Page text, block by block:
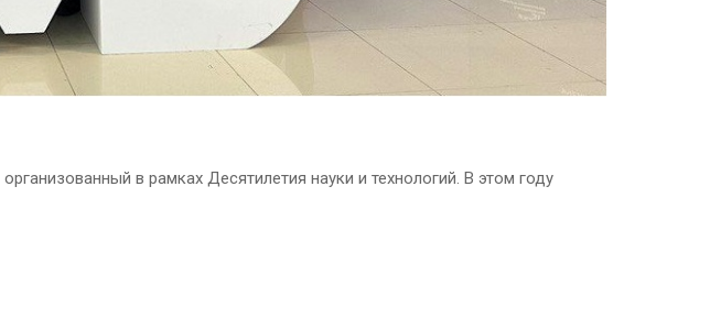
организованный в рамках Десятилетия науки и технологий. В этом году